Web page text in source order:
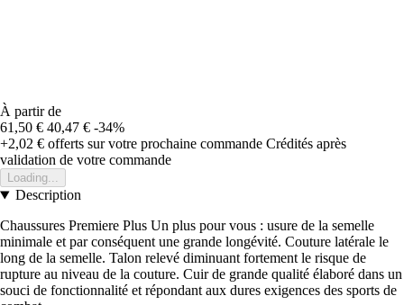
À partir de
61,50 € 40,47 € -34%
+2,02 € offerts sur votre prochaine commande Crédités après
validation de votre commande
Loading...
Description
Chaussures Premiere Plus Un plus pour vous : usure de la semelle
minimale et par conséquent une grande longévité. Couture latérale le
long de la semelle. Talon relevé diminuant fortement le risque de
rupture au niveau de la couture. Cuir de grande qualité élaboré dans un
souci de fonctionnalité et répondant aux dures exigences des sports de